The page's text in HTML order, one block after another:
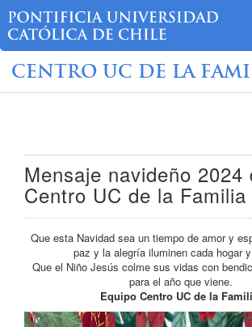
CENTRO UC DE LA
Mensaje navideño 2024
Centro UC de la Familia
Que esta Navidad sea un tiempo de amor y
paz y la alegría iluminen cada hogar
Que el Niño Jesús colme sus vidas con
para el año que viene.
Equipo Centro UC de la